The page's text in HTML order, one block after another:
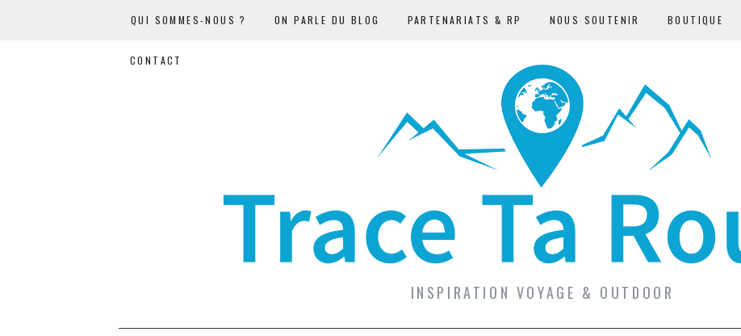
QUI SOMMES-NOUS ? ON PARLE DU BLOG PARTENARIATS & RP NOUS SOUTENIR BOUTIQUE
CONTACT
INSPIRATION VOYAGE & OUTDOOR